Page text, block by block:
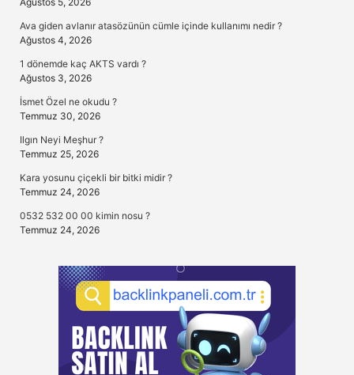
Ava giden avlanır atasözünün cümle içinde kullanımı nedir ?
Ağustos 4, 2026
1 dönemde kaç AKTS vardı ?
Ağustos 3, 2026
İsmet Özel ne okudu ?
Temmuz 30, 2026
Ilgın Neyi Meşhur ?
Temmuz 25, 2026
Kara yosunu çiçekli bir bitki midir ?
Temmuz 24, 2026
0532 532 00 00 kimin nosu ?
Temmuz 24, 2026